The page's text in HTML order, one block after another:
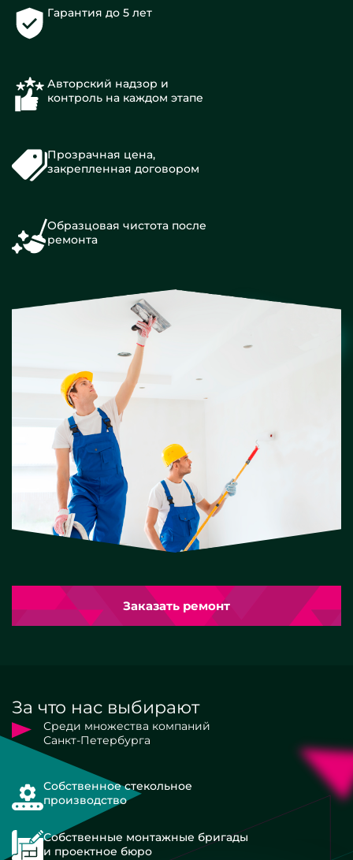
Гарантия до 5 лет
Авторский надзор и
контроль на каждом этапе
Прозрачная цена,
закрепленная договором
Образцовая чистота после
ремонта
Заказать ремонт
За что нас выбирают
Среди множества компаний
Санкт-Петербурга
Собственное стекольное
производство
Собственные монтажные бригады
и проектное бюро